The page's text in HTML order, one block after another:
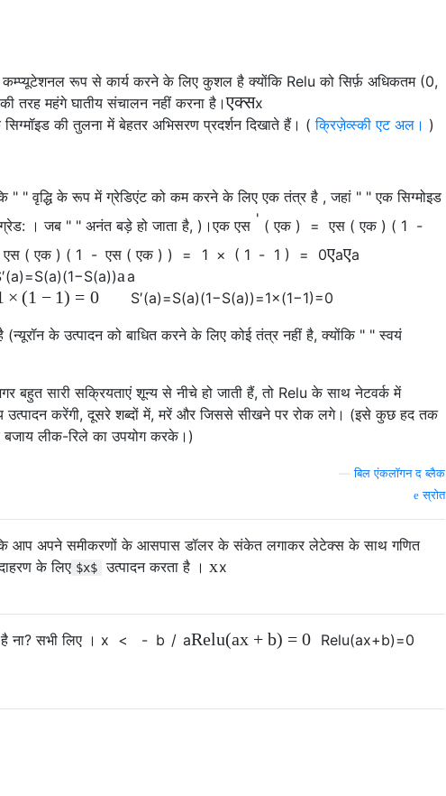
कम्प्यूटेशनल रूप से कार्य करने के लिए कुशल है क्योंकि Relu को सिर्फ़ अधिकतम (0,
तरह महंगे घातीय संचालन नहीं करना है।एक्सx
सिग्मॉइड की तुलना में बेहतर अभिसरण प्रदर्शन दिखाते हैं। (क्रिज़ेव्स्की एट अल। )
" " वृद्धि के रूप में ग्रेडिएंट को कम करने के लिए एक तंत्र है , जहां " " एक सिग्मोइड
। जब " " अनंत बड़े हो जाता है, )।एकएस ' (एक ) = एस (एक ) ( 1 -
एस (एक ) ( 1 - एस (एक ) ) = 1 × ( 1 - 1 ) = 0एaएa
′(a)=S(a)(1−S(a))aa
× (1 − 1) = 0 S′(a)=S(a)(1−S(a))=1×(1−1)=0
के उत्पादन को बाधित करने के लिए कोई तंत्र नहीं है, क्योंकि " " स्वयं
बहुत सारी सक्रियताएं शून्य से नीचे हो जाती हैं, तो Relu के साथ नेटवर्क में
उत्पादन करेंगी, दूसरे शब्दों में, मरें और जिससे सीखने पर रोक लगे। (इसे कुछ हद तक
लीक-रिले का उपयोग करके।)
—बिल एंकलॉगन द ब्लैक
स्रोत
आप अपने समीकरणों के आसपास डॉलर के संकेत लगाकर लेटेक्स के साथ गणित
के लिए $x$ उत्पादन करता है । xx
ना? सभी लिए । x < - b / aRelu(ax + b) = 0 Relu(ax+b)=0